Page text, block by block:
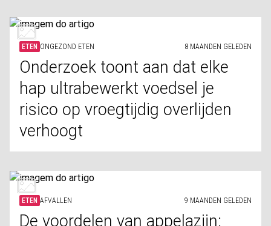
ETEN ONGEZOND ETEN 8 MAANDEN GELEDEN
Onderzoek toont aan dat elke
hap ultrabewerkt voedsel je
risico op vroegtijdig overlijden
verhoogt
ETEN AFVALLEN 9 MAANDEN GELEDEN
De voordelen van appelazijn: